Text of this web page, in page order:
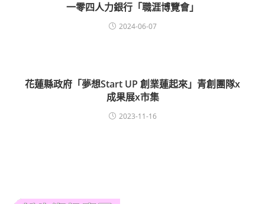
一零四人力銀行「職涯博覽會」
2024-06-07
花蓮縣政府「夢想Start UP 創業蓮起來」青創團隊x
成果展x市集
2023-11-16